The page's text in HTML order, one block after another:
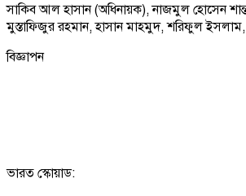
সাকিব আল হাসান (অধিনায়ক), নাজমুল হোসেন
মুস্তাফিজুর রহমান, হাসান মাহমুদ, শরিফুল ইসলাম,
বিজ্ঞাপন
ভারত স্কোয়াড: